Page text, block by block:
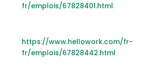
fr/emplois/67828401.html
https://www.hellowork.com/fr-
fr/emplois/67828442.html